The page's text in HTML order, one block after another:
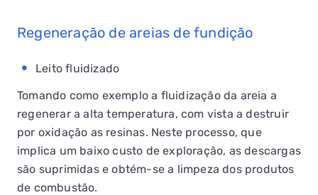
Regeneração de areias de fundição
Leito fluidizado
Tomando como exemplo a fluidização da areia a
regenerar a alta temperatura, com vista a destruir
por oxidação as resinas. Neste processo, que
implica um baixo custo de exploração, as descargas
são suprimidas e obtém-se a limpeza dos produtos
de combustão.